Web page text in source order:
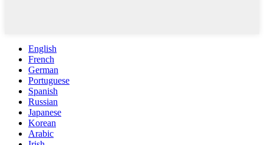
English
French
German
Portuguese
Spanish
Russian
Japanese
Korean
Arabic